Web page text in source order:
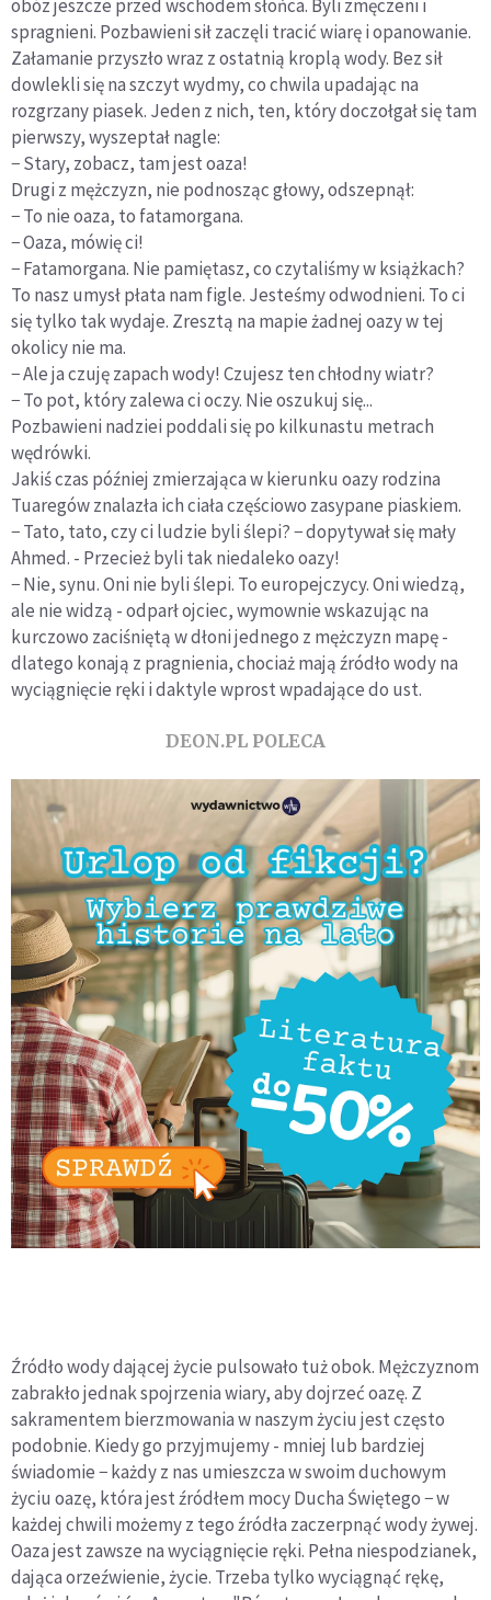
obóz jeszcze przed wschodem słońca. Byli zmęczeni i
spragnieni. Pozbawieni sił zaczęli tracić wiarę i opanowanie.
Załamanie przyszło wraz z ostatnią kroplą wody. Bez sił
dowlekli się na szczyt wydmy, co chwila upadając na
rozgrzany piasek. Jeden z nich, ten, który doczołgał się tam
pierwszy, wyszeptał nagle:
− Stary, zobacz, tam jest oaza!
Drugi z mężczyzn, nie podnosząc głowy, odszepnął:
− To nie oaza, to fatamorgana.
− Oaza, mówię ci!
− Fatamorgana. Nie pamiętasz, co czytaliśmy w książkach?
To nasz umysł płata nam figle. Jesteśmy odwodnieni. To ci
się tylko tak wydaje. Zresztą na mapie żadnej oazy w tej
okolicy nie ma.
− Ale ja czuję zapach wody! Czujesz ten chłodny wiatr?
− To pot, który zalewa ci oczy. Nie oszukuj się...
Pozbawieni nadziei poddali się po kilkunastu metrach
wędrówki.
Jakiś czas później zmierzająca w kierunku oazy rodzina
Tuaregów znalazła ich ciała częściowo zasypane piaskiem.
− Tato, tato, czy ci ludzie byli ślepi? − dopytywał się mały
Ahmed. - Przecież byli tak niedaleko oazy!
− Nie, synu. Oni nie byli ślepi. To europejczycy. Oni wiedzą,
ale nie widzą - odparł ojciec, wymownie wskazując na
kurczowo zaciśniętą w dłoni jednego z mężczyzn mapę -
dlatego konają z pragnienia, chociaż mają źródło wody na
wyciągnięcie ręki i daktyle wprost wpadające do ust.
DEON.PL POLECA
Źródło wody dającej życie pulsowało tuż obok. Mężczyznom
zabrakło jednak spojrzenia wiary, aby dojrzeć oazę. Z
sakramentem bierzmowania w naszym życiu jest często
podobnie. Kiedy go przyjmujemy - mniej lub bardziej
świadomie − każdy z nas umieszcza w swoim duchowym
życiu oazę, która jest źródłem mocy Ducha Świętego − w
każdej chwili możemy z tego źródła zaczerpnąć wody żywej.
Oaza jest zawsze na wyciągnięcie ręki. Pełna niespodzianek,
dająca orzeźwienie, życie. Trzeba tylko wyciągnąć rękę,